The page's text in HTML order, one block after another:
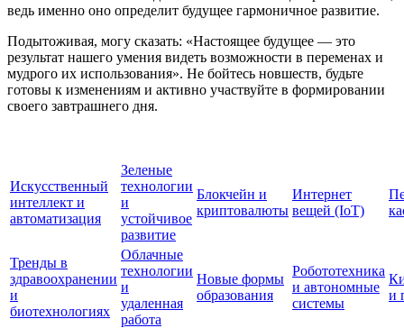
ведь именно оно определит будущее гармоничное развитие.
Подытоживая, могу сказать: «Настоящее будущее — это
результат нашего умения видеть возможности в переменах и
мудрого их использования». Не бойтесь новшеств, будьте
готовы к изменениям и активно участвуйте в формировании
своего завтрашнего дня.
Искусственный
интеллект и
автоматизация
Зеленые
технологии
и
устойчивое
развитие
Блокчейн и
криптовалюты
Интернет
вещей (IoT)
Тренды в
здравоохранении
и
биотехнологиях
Облачные
технологии
и
удаленная
работа
Новые формы
образования
Робототехника
и автономные
системы
и